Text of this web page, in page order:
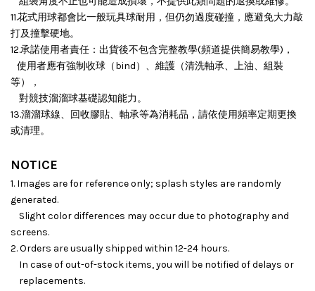
11.花式用球都會比一般玩具球耐用，但仍勿過度碰撞，應避免大力敲
打及撞擊硬地。
12.承諾使用者責任：出貨後不包含完整教學(頻道提供簡易教學)，
使用者應有強制收球（bind）、維護（清洗軸承、上油、組裝
等），
對競技溜溜球基礎認知能力。
13.溜溜球線、回收膠貼、軸承等為消耗品，請依使用頻率定期更換
或清理。
NOTICE
1. Images are for reference only; splash styles are randomly
generated.
Slight color differences may occur due to photography and
screens.
2. Orders are usually shipped within 12-24 hours.
In case of out-of-stock items, you will be notified of delays or
replacements.